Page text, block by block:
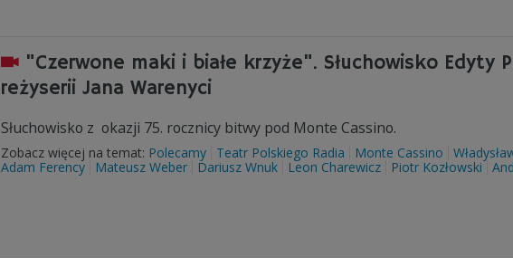
"Czerwone maki i białe krzyże". Słuchowisko Edyty
reżyserii Jana Warenyci
Słuchowisko z okazji 75. rocznicy bitwy pod Monte Cassino.
Zobacz więcej na temat: Polecamy Teatr Polskiego Radia Monte Cassino
Adam Ferency
Mateusz Weber Dariusz Wnuk Leon Charewicz Piotr Kozłowski